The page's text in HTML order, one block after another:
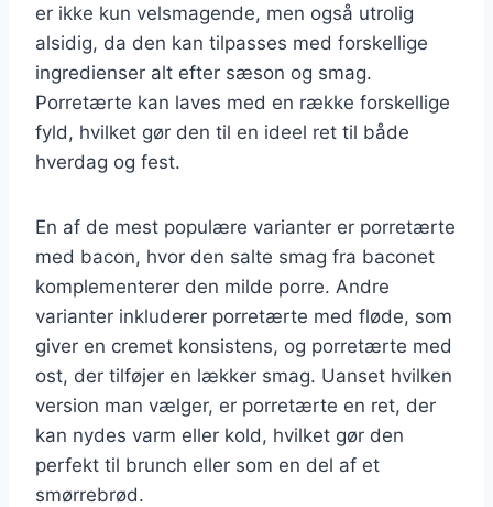
er ikke kun velsmagende, men også utrolig
alsidig, da den kan tilpasses med forskellige
ingredienser alt efter sæson og smag.
Porretærte kan laves med en række forskellige
fyld, hvilket gør den til en ideel ret til både
hverdag og fest.
En af de mest populære varianter er porretærte
med bacon, hvor den salte smag fra baconet
komplementerer den milde porre. Andre
varianter inkluderer porretærte med fløde, som
giver en cremet konsistens, og porretærte med
ost, der tilføjer en lækker smag. Uanset hvilken
version man vælger, er porretærte en ret, der
kan nydes varm eller kold, hvilket gør den
perfekt til brunch eller som en del af et
smørrebrød.